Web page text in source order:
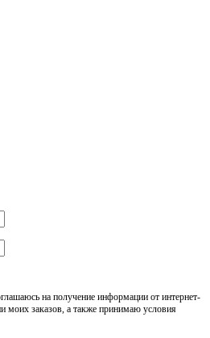
на получение информации от интернет-
моих заказов, а также принимаю условия